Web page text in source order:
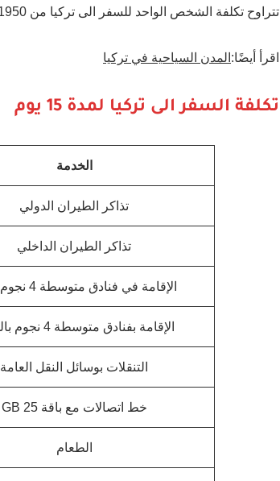
تتراوح تكلفة الشخص الواحد للسفر الى تركيا من 1950 دولار إلى 2300 دولار شامل تذاكر الطيران والاقامة والرحلات السياحية.
اقرأ أيضًا: المدن السياحية في تركيا
تكلفة السفر الى تركيا لمدة 15 يوم
الخدمة
تذاكر الطيران الدولي
تذاكر الطيران الداخلي
الإقامة في فنادق متوسطة 4 نجوم صيفًا
الإقامة بفنادق متوسطة 4 نجوم بالشتاء
التنقلات بوسائل النقل العامة
خط اتصالات مع باقة 25 GB
الطعام